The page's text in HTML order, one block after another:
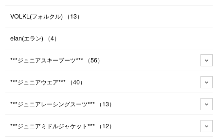
VOLKL(フォルクル) （13）
elan(エラン) （4）
***ジュニアスキーブーツ*** （56）
***ジュニアウエア*** （40）
***ジュニアレーシングスーツ*** （13）
***ジュニアミドルジャケット*** （12）